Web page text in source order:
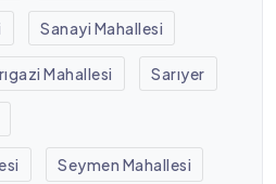
Sanayi Mahallesi
Mahallesi Sarıyer
Seymen Mahallesi